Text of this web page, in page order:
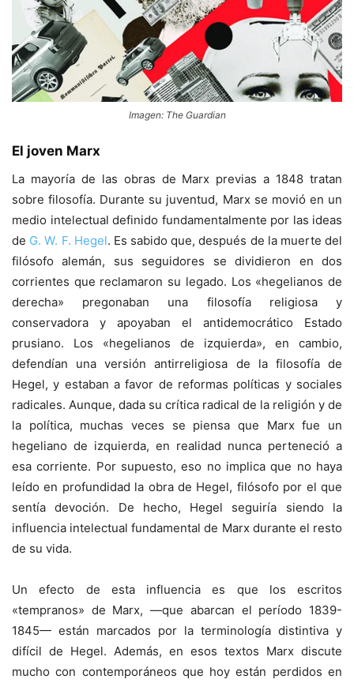
Imagen: The Guardian
El joven Marx
La mayoría de las obras de Marx previas a 1848 tratan
sobre filosofía. Durante su juventud, Marx se movió en un
medio intelectual definido fundamentalmente por las ideas
de G. W. F. Hegel. Es sabido que, después de la muerte del
filósofo alemán, sus seguidores se dividieron en dos
corrientes que reclamaron su legado. Los «hegelianos de
derecha» pregonaban una filosofía religiosa y
conservadora y apoyaban el antidemocrático Estado
prusiano. Los «hegelianos de izquierda», en cambio,
defendían una versión antirreligiosa de la filosofía de
Hegel, y estaban a favor de reformas políticas y sociales
radicales. Aunque, dada su crítica radical de la religión y de
la política, muchas veces se piensa que Marx fue un
hegeliano de izquierda, en realidad nunca perteneció a
esa corriente. Por supuesto, eso no implica que no haya
leído en profundidad la obra de Hegel, filósofo por el que
sentía devoción. De hecho, Hegel seguiría siendo la
influencia intelectual fundamental de Marx durante el resto
de su vida.
Un efecto de esta influencia es que los escritos
«tempranos» de Marx, —que abarcan el período 1839-
1845— están marcados por la terminología distintiva y
difícil de Hegel. Además, en esos textos Marx discute
mucho con contemporáneos que hoy están perdidos en